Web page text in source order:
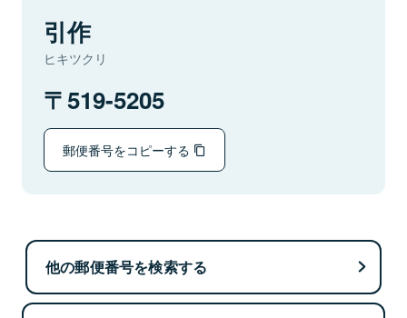
引作
ヒキツクリ
519-5205
郵便番号をコピーする
他の郵便番号を検索する